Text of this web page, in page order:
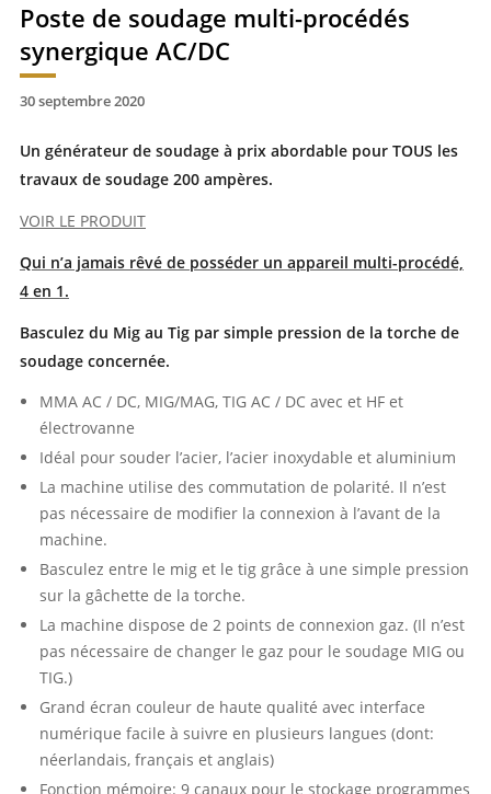
Poste de soudage multi-procédés
synergique AC/DC
30 septembre 2020
Un générateur de soudage à prix abordable pour TOUS les
travaux de soudage 200 ampères.
VOIR LE PRODUIT
Qui n’a jamais rêvé de posséder un appareil multi-procédé,
4 en 1.
Basculez du Mig au Tig par simple pression de la torche de
soudage concernée.
MMA AC / DC, MIG/MAG, TIG AC / DC avec et HF et
électrovanne
Idéal pour souder l’acier, l’acier inoxydable et aluminium
La machine utilise des commutation de polarité. Il n’est
pas nécessaire de modifier la connexion à l’avant de la
machine.
Basculez entre le mig et le tig grâce à une simple pression
sur la gâchette de la torche.
La machine dispose de 2 points de connexion gaz. (Il n’est
pas nécessaire de changer le gaz pour le soudage MIG ou
TIG.)
Grand écran couleur de haute qualité avec interface
numérique facile à suivre en plusieurs langues (dont:
néerlandais, français et anglais)
Fonction mémoire: 9 canaux pour le stockage programmes